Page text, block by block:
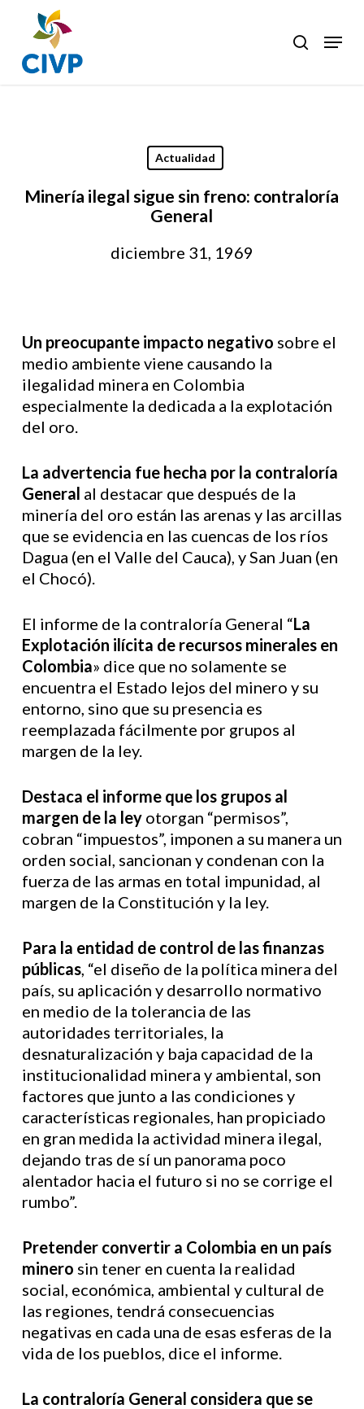
main
content
search
Menu
Actualidad
Minería ilegal sigue sin freno: contraloría
General
diciembre 31, 1969
Un preocupante impacto negativo sobre el
medio ambiente viene causando la
ilegalidad minera en Colombia
especialmente la dedicada a la explotación
del oro.
La advertencia fue hecha por la contraloría
General al destacar que después de la
minería del oro están las arenas y las arcillas
que se evidencia en las cuencas de los ríos
Dagua (en el Valle del Cauca), y San Juan (en
el Chocó).
El informe de la contraloría General “La
Explotación ilícita de recursos minerales en
Colombia» dice que no solamente se
encuentra el Estado lejos del minero y su
entorno, sino que su presencia es
reemplazada fácilmente por grupos al
margen de la ley.
Destaca el informe que los grupos al
margen de la ley otorgan “permisos”,
cobran “impuestos”, imponen a su manera un
orden social, sancionan y condenan con la
fuerza de las armas en total impunidad, al
margen de la Constitución y la ley.
Para la entidad de control de las finanzas
públicas, “el diseño de la política minera del
país, su aplicación y desarrollo normativo
en medio de la tolerancia de las
autoridades territoriales, la
desnaturalización y baja capacidad de la
institucionalidad minera y ambiental, son
factores que junto a las condiciones y
características regionales, han propiciado
en gran medida la actividad minera ilegal,
dejando tras de sí un panorama poco
alentador hacia el futuro si no se corrige el
rumbo”.
Pretender convertir a Colombia en un país
minero sin tener en cuenta la realidad
social, económica, ambiental y cultural de
las regiones, tendrá consecuencias
negativas en cada una de esas esferas de la
vida de los pueblos, dice el informe.
La contraloría General considera que se
Close